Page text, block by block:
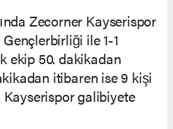
Zecorner Kayserispor
Gençlerbirliği ile 1-1
ekip 50. dakikadan
itibaren ise 9 kişi
galibiyete